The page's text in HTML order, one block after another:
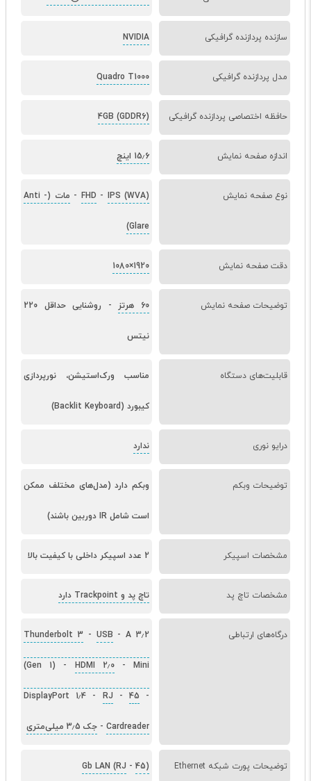
سازنده پردازنده گرافیکی NVIDIA
مدل پردازنده گرافیکی Quadro T1000
حافظه اختصاصی پردازنده گرافیکی 4GB (GDDR6)
اندازه صفحه نمایش 15٫6 اینچ
نوع صفحه نمایش FHD - IPS (WVA)
- مات (Anti-
Glare)
دقت صفحه نمایش 1920×1080
توضیحات صفحه نمایش 60 هرتز - روشنایی حداقل 220
نیتس
قابلیت‌های دستگاه مناسب ورک‌استیشن، نورپردازی
کیبورد (Backlit Keyboard)
درایو نوری ندارد
توضیحات وبکم وبکم دارد (مدل‌های مختلف ممکن
است شامل IR دوربین باشند)
مشخصات اسپیکر 2 عدد اسپیکر داخلی با کیفیت بالا
مشخصات تاچ پد تاچ پد و Trackpoint دارد
درگاه‌های ارتباطی Thunderbolt 3- USB -A 3٫2
(Gen 1) - HDMI 2٫0-Mini
DisplayPort 1٫4 - RJ - 45 -
Cardreader
- جک 3٫5 میلی‌متری
توضیحات پورت شبکه Ethernet Gb LAN (RJ - 45)